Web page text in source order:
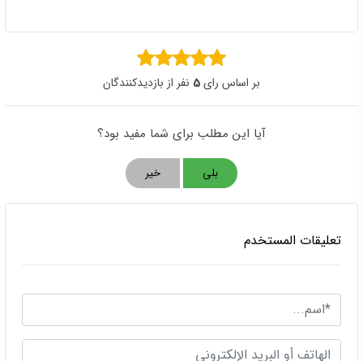
بر اساس رای5 نفر از بازدیدکنندگان
آیا این مطلب برای شما مفید بود؟
بلی خیر
تعليقات المستخدم